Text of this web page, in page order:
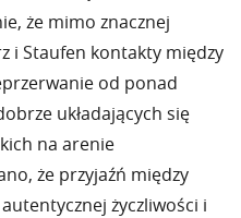
że mimo znacznej
i Staufen kontakty między
od ponad
układających się
na arenie
że przyjaźń między
życzliwości i